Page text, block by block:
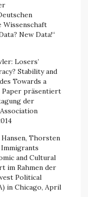
Wissenschaft
New Data!“
Losers’
Stability and
Towards a
Paper präsentiert
der
Thorsten
and Cultural
im Rahmen der
Political
in Chicago, April